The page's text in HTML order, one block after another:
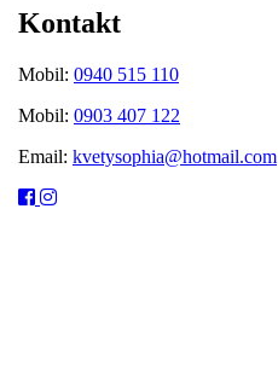
Kontakt
Mobil: 0940 515 110
Mobil: 0903 407 122
Email: kvetysophia@hotmail.com